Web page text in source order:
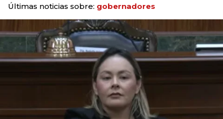
Últimas noticias sobre: gobernadores